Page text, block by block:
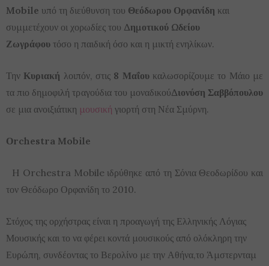
Mobile υπό τη διεύθυνση του Θεόδωρου Ορφανίδη και
συμμετέχουν οι χορωδίες του Δημοτικού Ωδείου
Ζωγράφου τόσο η παιδική όσο και η μικτή ενηλίκων.
Την Κυριακή λοιπόν, στις 8 Μαΐουκαλωσορίζουμε το Μάιο με
τα πιο δημοφιλή τραγούδια του μοναδικούΔιονύση Σαββόπουλου
σε μια ανοιξιάτικη μουσική γιορτή στη Νέα Σμύρνη.
Οrchestra Mobile
H Orchestra Mobile ιδρύθηκε από τη Σόνια Θεοδωρίδου και
τον Θεόδωρο Ορφανίδη το 2010.
Στόχος της ορχήστρας είναι η προαγωγή της Ελληνικής Λόγιας
Μουσικής και το να φέρει κοντά μουσικούς από ολόκληρη την
Ευρώπη, συνδέοντας το Βερολίνο με την Αθήνα,το Άμστερνταμ